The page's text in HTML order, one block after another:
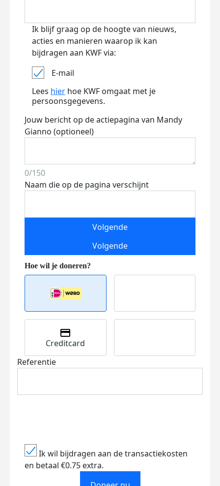
Ik blijf graag op de hoogte van nieuws,
acties en manieren waarop ik kan
bijdragen aan KWF via:
E-mail
Lees hier hoe KWF omgaat met je
persoonsgegevens.
Jouw bericht op de actiepagina van Mandy
Gianno (optioneel)
0/150
Naam die op de pagina verschijnt
Volgende
Volgende
Creditcard
Referentie
Ik wil bijdragen aan de transactiekosten
en betaal €0.75 extra.